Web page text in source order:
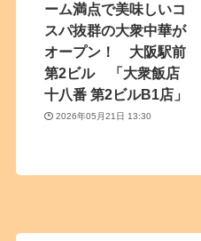
ーム満点で美味しいコ
スパ抜群の大衆中華が
オープン！ 大阪駅前
第2ビル 「大衆飯店
十八番 第2ビルB1店」
2026年05月21日 13:30